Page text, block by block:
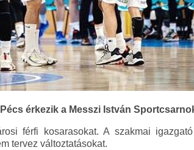
érkezik a Messzi István
férfi kosarasokat. A szakmai igazgató
tervez változtatásokat.